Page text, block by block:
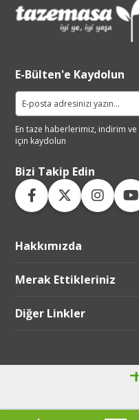
E-Bülten'e Kaydolun
En taze haberlerimiz, indirim ve
için kaydolun
Bizi Takip Edin
Hakkımızda
Merak Ettikleriniz
Diğer Linkler